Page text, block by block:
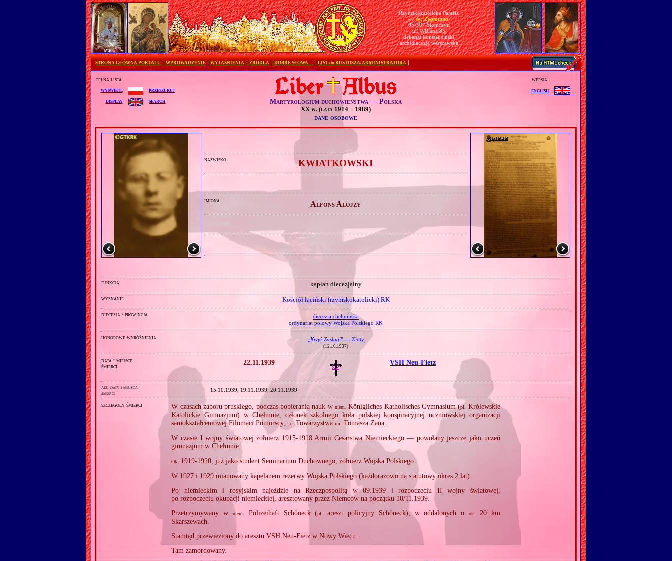
Rzymskokatolicka Parafia
pw.św. Zygmunta
05-507 Słomczyn
ul. Wiślana 85
dekanat konstanciński
archidiecezja warszawska
STRONA GŁÓWNA PORTALU WPROWADZENIE WYJAŚNIENIA ŹRÓDŁA DOBRE SŁOWA… LIST do KUSTOSZA/ADMINISTRATORA
pełna lista:
wyświetl
przeszukuj
display
search Martyrologium duchowieństwa — Polska
XX w. (lata 1914 – 1989)
dane osobowe
wersja:
english
nazwisko KWIATKOWSKI
imiona Alfons Alojzy
funkcja kapłan diecezjalny
wyznanie Kościół łaciński (rzymskokatolicki) RK
diecezja / prowincja
diecezja chełmińska
ordynariat polowy Wojska Polskiego RK
honorowe wyróżnienia Krzyż Zasługi” — Złoty
(12.10.1937)
data i miejsce
śmierci
22.11.1939 VSH Neu‐Fietz
alt. daty i miejsca
śmierci
15.10.1939, 19.11.1939, 20.11.1939
szczegóły śmierci W czasach zaboru pruskiego, podczas pobierania nauk w niem. Königliches Katholisches Gymnasium (pl. Królewskie
Katolickie Gimnazjum) w Chełmnie, członek szkolnego koła polskiej konspiracyjnej uczniowskiej organizacji
samokształceniowej Filomaci Pomorscy,i.e. Towarzystwaim. Tomasza Zana.
W czasie I wojny światowej żołnierz 1915‐1918 Armii Cesarstwa Niemieckiego — powołany jeszcze jako uczeń
gimnazjum w Chełmnie.
Ok. 1919‐1920, już jako student Seminarium Duchownego, żołnierz Wojska Polskiego.
W 1927 i 1929 mianowany kapelanem rezerwy Wojska Polskiego (każdorazowo na statutowy okres 2 lat).
Po niemieckim i rosyjskim najeździe na Rzeczpospolitą w 09.1939 i rozpoczęciu II wojny światowej,
po rozpoczęciu okupacji niemieckiej, aresztowany przez Niemców na początku 10/11.1939.
Przetrzymywany w
niem. Polizeihaft Schöneck (pl. areszt policyjny Schöneck), w oddalonych ook.
20 km
Skarszewach.
Stamtąd przewieziony do aresztu VSH Neu‐Fietz w Nowy Wiecu.
Tam zamordowany.